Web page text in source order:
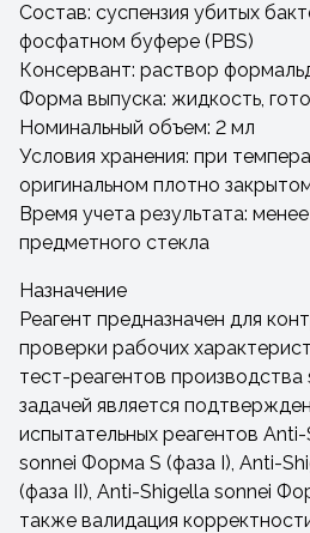
Состав: суспензия убитых
фосфатном буфере (PBS)
Консервант: раствор
Форма выпуска: жидкость,
Номинальный объем: 2 мл
Условия хранения: при
оригинальном плотно
Время учета результата:
предметного стекла
Назначение
Реагент предназначен для
проверки рабочих
тест-реагентов производства
задачей является
испытательных реагентов
sonnei Форма S (фаза I), Anti-
(фаза II), Anti-Shigella sonnei
также валидация